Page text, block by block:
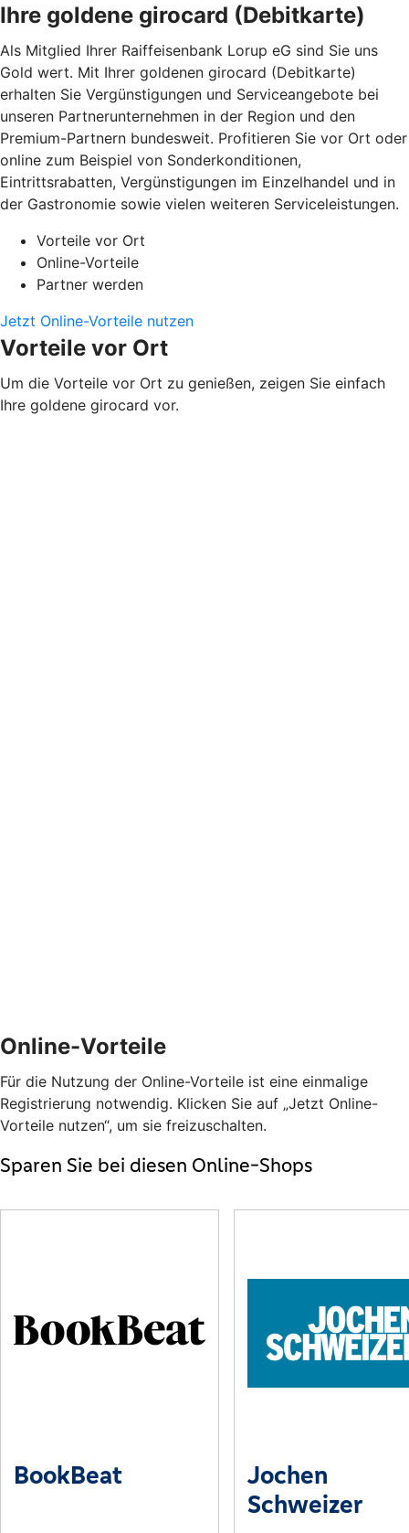
Ihre goldene girocard (Debitkarte)
Als Mitglied Ihrer Raiffeisenbank Lorup eG sind Sie uns
Gold wert. Mit Ihrer goldenen girocard (Debitkarte)
erhalten Sie Vergünstigungen und Serviceangebote bei
unseren Partnerunternehmen in der Region und den
Premium-Partnern bundesweit. Profitieren Sie vor Ort oder
online zum Beispiel von Sonderkonditionen,
Eintrittsrabatten, Vergünstigungen im Einzelhandel und in
der Gastronomie sowie vielen weiteren Serviceleistungen.
Vorteile vor Ort
Online-Vorteile
Partner werden
Jetzt Online-Vorteile nutzen
Vorteile vor Ort
Um die Vorteile vor Ort zu genießen, zeigen Sie einfach
Ihre goldene girocard vor.
Online-Vorteile
Für die Nutzung der Online-Vorteile ist eine einmalige
Registrierung notwendig. Klicken Sie auf „Jetzt Online-
Vorteile nutzen“, um sie freizuschalten.